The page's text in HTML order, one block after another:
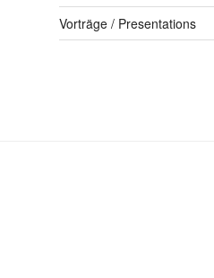
Vorträge / Presentations